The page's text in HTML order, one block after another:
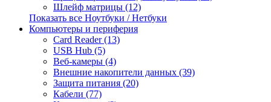
Шлейф матрицы (12)
Показать все Ноутбуки / Нетбуки
Компьютеры и периферия
Card Reader (13)
USB Hub (5)
Веб-камеры (4)
Внешние накопители данных (39)
Защита питания (20)
Кабели (77)